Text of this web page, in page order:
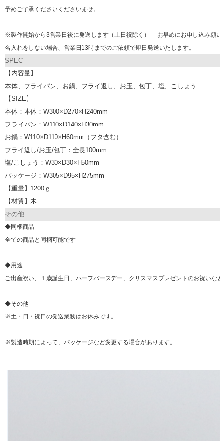
予めご了承くださいくださいませ。
※製作開始から3営業日後に発送します（土日祝除く） お早めにお申し込み願
名入れをしない場合、営業日13時までのご依頼で即日発送いたします。
SPEC
【内容量】
本体、フライパン、お鍋、フライ返し、お玉、包丁、塩、こしょう
【SIZE】
本体：本体：W300×D270×H240mm
フライパン：W110×D140×H30mm
お鍋：W110×D110×H60mm（フタ含む）
フライ返し/お玉/包丁：全長100mm
塩/こしょう：W30×D30×H50mm
パッケージ：W305×D95×H275mm
【重量】1200ｇ
【材質】木
その他
◆同梱商品
全ての商品と同梱可能です
◆用途
ご出産祝い、１歳誕生日、ハーフバースデー、クリスマスプレゼントのお祝いな
◆その他
※土・日・祝日の発送業務はお休みです。
※製造時期によって、パッケージなど変更する場合があります。